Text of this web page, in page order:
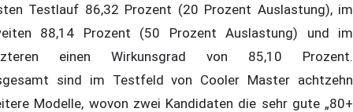
Testlauf 86,32 Prozent (20 Prozent Auslastung), im
88,14 Prozent (50 Prozent Auslastung) und im
einen Wirkunsgrad von 85,10 Prozent.
sind im Testfeld von Cooler Master achtzehn
Modelle, wovon zwei Kandidaten die sehr gute „80+